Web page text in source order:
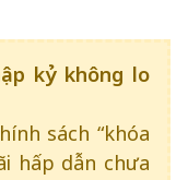
kỷ không lo
sách “khóa
hấp dẫn chưa